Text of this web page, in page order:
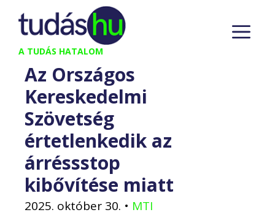
Kilépés
tartalomba
A TUDÁS HATALOM
Az Országos
Kereskedelmi
Szövetség
értetlenkedik az
árréssstop
kibővítése miatt
2025. október 30. • MTI